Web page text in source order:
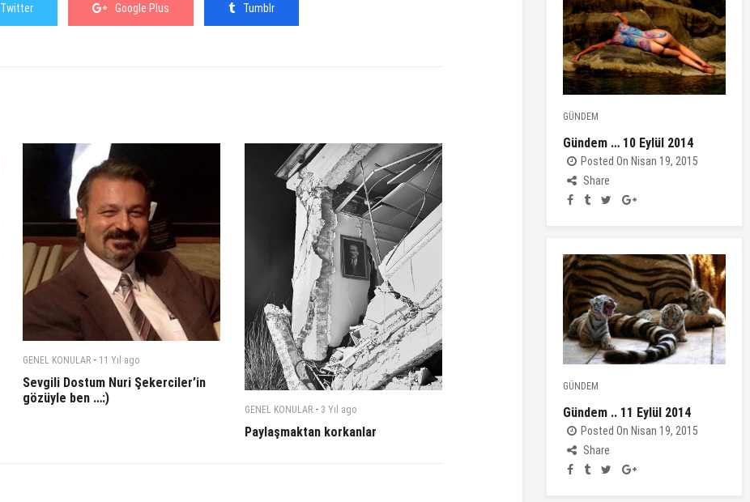
Twitter Google Plus Tumblr
GENEL KONULAR - 11 Yıl ago
Sevgili Dostum Nuri Şekerciler’in
gözüyle ben …:)
GENEL KONULAR - 3 Yıl ago
Paylaşmaktan korkanlar
GÜNDEM
Gündem … 10 Eylül 2014
Posted On Nisan 19, 2015
Share
GÜNDEM
Gündem .. 11 Eylül 2014
Posted On Nisan 19, 2015
Share